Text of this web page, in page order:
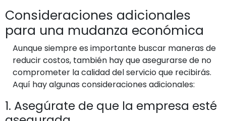
Consideraciones adicionales
para una mudanza económica
Aunque siempre es importante buscar maneras de
reducir costos, también hay que asegurarse de no
comprometer la calidad del servicio que recibirás.
Aquí hay algunas consideraciones adicionales:
1. Asegúrate de que la empresa esté